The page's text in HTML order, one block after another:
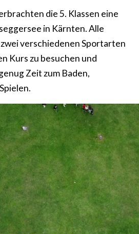
die 5. Klassen eine
in Kärnten. Alle
verschiedenen Sportarten
Kurs zu besuchen und
Zeit zum Baden,